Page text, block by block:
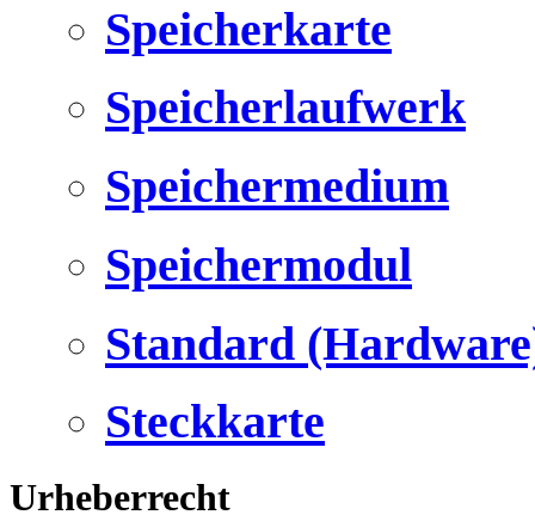
Speicherkarte
Speicherlaufwerk
Speichermedium
Speichermodul
Standard
Steckkarte
Urheberrecht